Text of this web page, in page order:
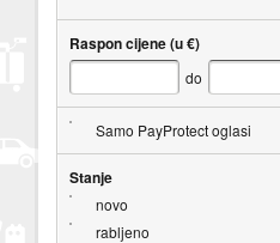
Raspon cijene (u €)
do
Samo PayProtect oglasi
Stanje
novo
rabljeno